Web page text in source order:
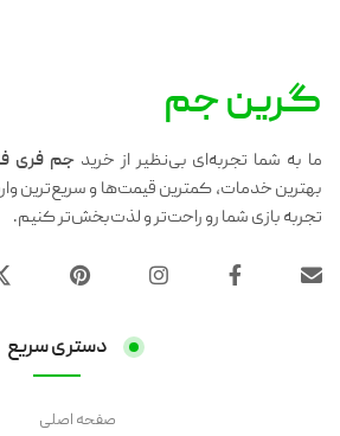
گرین جم
ما به شما تجربه‌ای بی‌نظیر از خرید جم فری
بهترین خدمات، کمترین قیمت‌ها و سریع‌ترین
تجربه بازی شما رو راحت‌تر و لذت‌بخش‌تر کنیم.
دستری سریع
صفحه اصلی